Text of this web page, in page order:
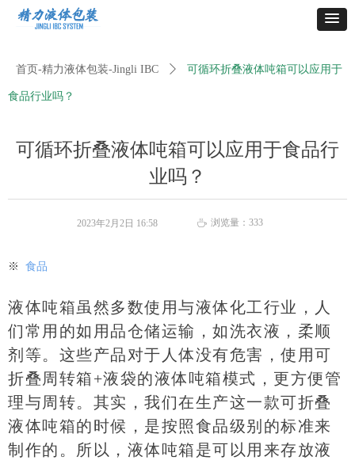
可循环折叠液体吨箱可以应用于食品行
业吗？
※ 食品
液体吨箱虽然多数使用与液体化工行业，人
们常用的如用品仓储运输，如洗衣液，柔顺
剂等。这些产品对于人体没有危害，使用可
折叠周转箱+液袋的液体吨箱模式，更方便管
理与周转。其实，我们在生产这一款可折叠
液体吨箱的时候，是按照食品级别的标准来
制作的。所以，液体吨箱是可以用来存放液
2023年2月2日 16:58 ꄘ 浏览量： 333
首页-精力液体包装-Jingli IBC ꄲ 可循环折叠液体吨箱可以应用于
食品行业吗？